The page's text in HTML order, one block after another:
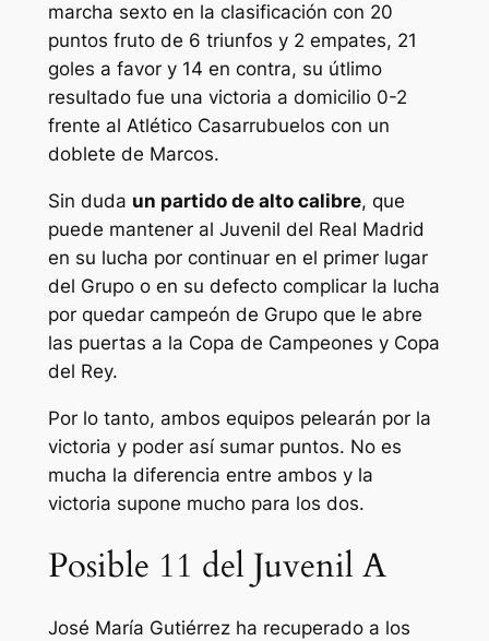
marcha sexto en la clasificación con 20
puntos fruto de 6 triunfos y 2 empates, 21
goles a favor y 14 en contra, su útlimo
resultado fue una victoria a domicilio 0-2
frente al Atlético Casarrubuelos con un
doblete de Marcos.
Sin duda un partido de alto calibre, que
puede mantener al Juvenil del Real Madrid
en su lucha por continuar en el primer lugar
del Grupo o en su defecto complicar la lucha
por quedar campeón de Grupo que le abre
las puertas a la Copa de Campeones y Copa
del Rey.
Por lo tanto, ambos equipos pelearán por la
victoria y poder así sumar puntos. No es
mucha la diferencia entre ambos y la
victoria supone mucho para los dos.
Posible 11 del Juvenil A
José María Gutiérrez ha recuperado a los